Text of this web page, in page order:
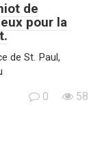
de
pour la
de St. Paul,
0 58